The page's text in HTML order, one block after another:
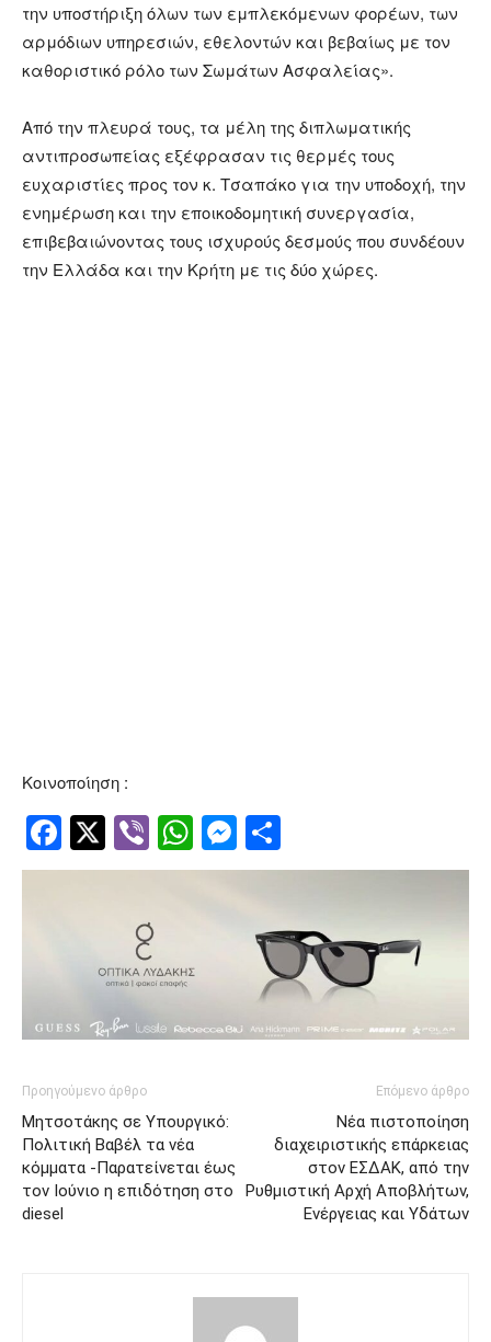
την υποστήριξη όλων των εμπλεκόμενων φορέων, των
αρμόδιων υπηρεσιών, εθελοντών και βεβαίως με τον
καθοριστικό ρόλο των Σωμάτων Ασφαλείας».
Από την πλευρά τους, τα μέλη της διπλωματικής
αντιπροσωπείας εξέφρασαν τις θερμές τους
ευχαριστίες προς τον κ. Τσαπάκο για την υποδοχή, την
ενημέρωση και την εποικοδομητική συνεργασία,
επιβεβαιώνοντας τους ισχυρούς δεσμούς που συνδέουν
την Ελλάδα και την Κρήτη με τις δύο χώρες.
Κοινοποίηση :
Facebook
Twitter
ViberWhatsApp
Messenger
Προηγούμενο άρθρο
Μητσοτάκης σε Υπουργικό:
Πολιτική Βαβέλ τα νέα
κόμματα -Παρατείνεται έως
τον Ιούνιο η επιδότηση στο
diesel
Επόμενο άρθρο
Νέα πιστοποίηση
διαχειριστικής επάρκειας
στον ΕΣΔΑΚ, από την
Ρυθμιστική Αρχή Αποβλήτων,
Ενέργειας και Υδάτων